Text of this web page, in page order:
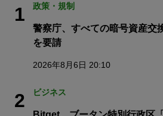
1 政策・規制
警察庁、すべての暗号資産交
を要請
2026年8月6日 20:10
2 ビジネス